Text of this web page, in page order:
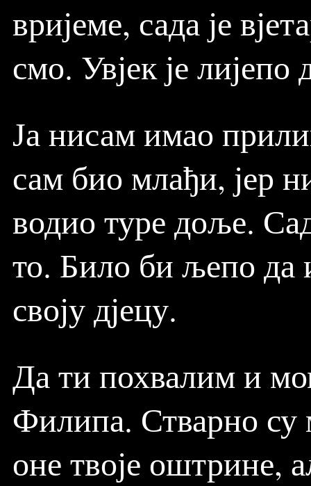
вријеме, сада је
смо. Увјек је
Ја нисам имао
сам био млађи, јер
водио туре доље.
то. Било би љепо да
своју дјецу.
Да ти похвалим и
Филипа. Стварно
оне твоје оштрине,